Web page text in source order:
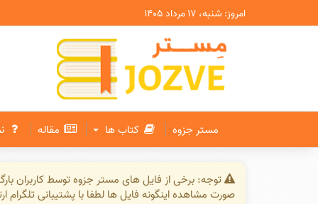
امروز: شنبه، ۱۷ مرداد ۱۴۰۵
مستر جزوه کتاب ها مقاله
توجه: برخی از فایل های مستر جزوه توسط کاربران
صورت مشاهده اینگونه فایل ها لطفا با پشتیبانی تلگرام